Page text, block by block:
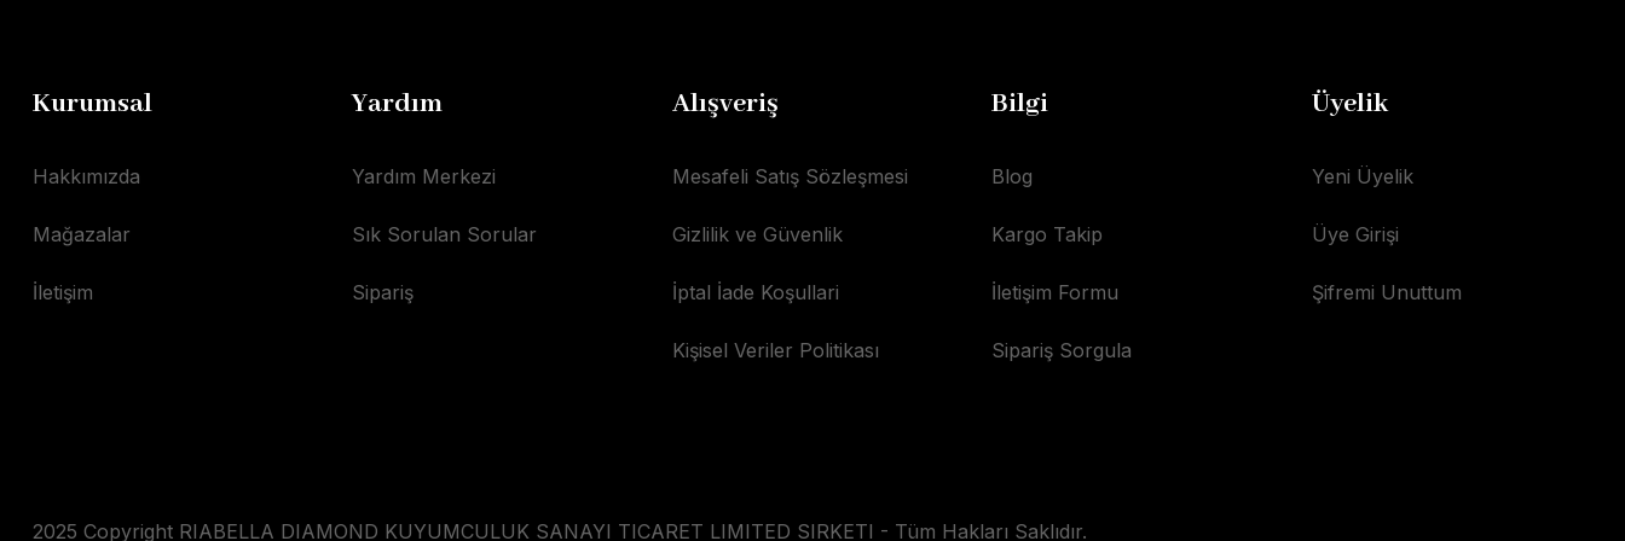
Kurumsal
Hakkımızda
Mağazalar
İletişim
Yardım
Yardım Merkezi
Sık Sorulan Sorular
Sipariş
Alışveriş
Mesafeli Satış Sözleşmesi
Gizlilik ve Güvenlik
İptal İade Koşullari
Kişisel Veriler Politikası
Bilgi
Blog
Kargo Takip
İletişim Formu
Sipariş Sorgula
Üyelik
Yeni Üyelik
Üye Girişi
Şifremi Unuttum
2025 Copyright RIABELLA DIAMOND KUYUMCULUK SANAYI TICARET LIMITED SIRKETI - Tüm Hakları Saklıdır.